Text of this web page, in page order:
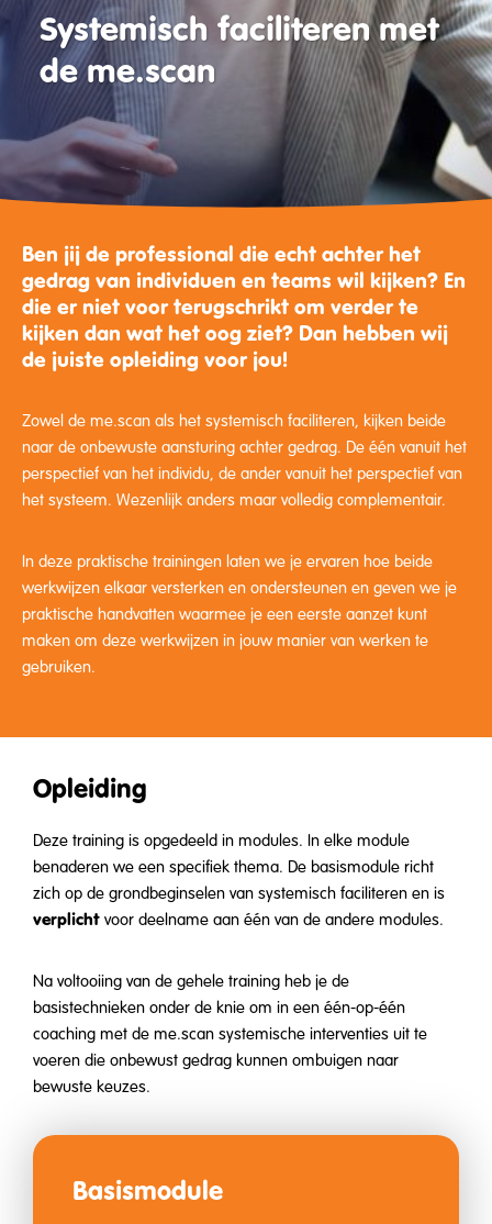
Systemisch faciliteren met
de me.scan
Ben jij de professional die echt achter het
gedrag van individuen en teams wil kijken? En
die er niet voor terugschrikt om verder te
kijken dan wat het oog ziet? Dan hebben wij
de juiste opleiding voor jou!
Zowel de me.scan als het systemisch faciliteren, kijken beide
naar de onbewuste aansturing achter gedrag. De één vanuit het
perspectief van het individu, de ander vanuit het perspectief van
het systeem. Wezenlijk anders maar volledig complementair.
In deze praktische trainingen laten we je ervaren hoe beide
werkwijzen elkaar versterken en ondersteunen en geven we je
praktische handvatten waarmee je een eerste aanzet kunt
maken om deze werkwijzen in jouw manier van werken te
gebruiken.
Opleiding
Deze training is opgedeeld in modules. In elke module
benaderen we een specifiek thema. De basismodule richt
zich op de grondbeginselen van systemisch faciliteren en is
verplicht voor deelname aan één van de andere modules.
Na voltooiing van de gehele training heb je de
basistechnieken onder de knie om in een één-op-één
coaching met de me.scan systemische interventies uit te
voeren die onbewust gedrag kunnen ombuigen naar
bewuste keuzes.
Basismodule